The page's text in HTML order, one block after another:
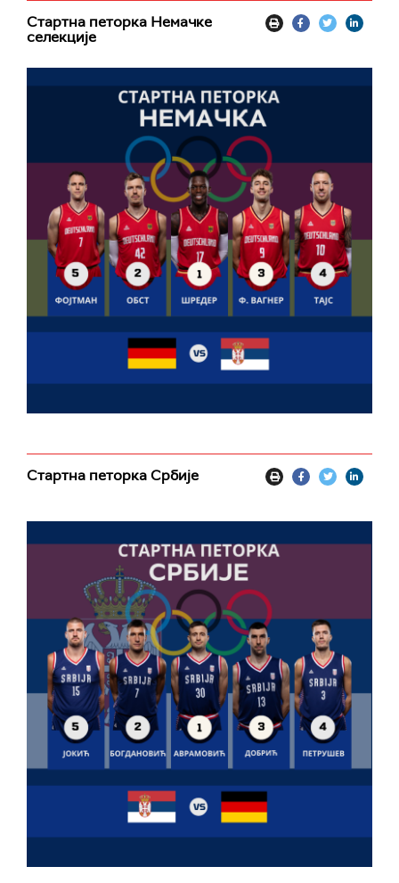
Стартна петорка Немачке
селекције
Стартна петорка Србије